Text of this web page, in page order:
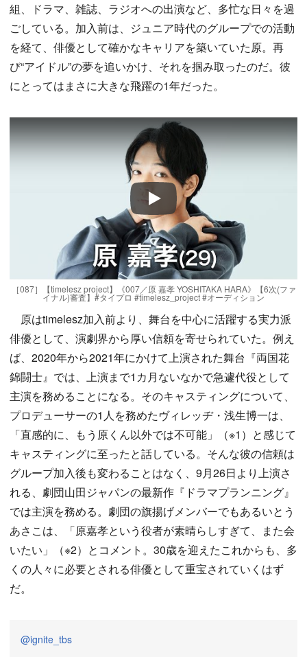
組、ドラマ、雑誌、ラジオへの出演など、多忙な日々を過
ごしている。加入前は、ジュニア時代のグループでの活動
を経て、俳優として確かなキャリアを築いていた原。再
び“アイドル”の夢を追いかけ、それを掴み取ったのだ。彼
にとってはまさに大きな飛躍の1年だった。
Play
［087］【timelesz project】《007／原 嘉孝 YOSHITAKA HARA》【6次(ファ
イナル)審査】#タイプロ #timelesz_project #オーディション
原はtimelesz加入前より、舞台を中心に活躍する実力派
俳優として、演劇界から厚い信頼を寄せられていた。例え
ば、2020年から2021年にかけて上演された舞台『両国花
錦闘士』では、上演まで1カ月ないなかで急遽代役として
主演を務めることになる。そのキャスティングについて、
プロデューサーの1人を務めたヴィレッヂ・浅生博一は、
「直感的に、もう原くん以外では不可能」（※1）と感じて
キャスティングに至ったと話している。そんな彼の信頼は
グループ加入後も変わることはなく、9月26日より上演さ
れる、劇団山田ジャパンの最新作『ドラマプランニング』
では主演を務める。劇団の旗揚げメンバーでもあるいとう
あさこは、「原嘉孝という役者が素晴らしすぎて、また会
いたい」（※2）とコメント。30歳を迎えたこれからも、多
くの人々に必要とされる俳優として重宝されていくはず
だ。
@ignite_tbs